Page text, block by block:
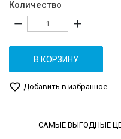
Количество
remove add
В КОРЗИНУ
favorite_border Добавить в избранное
САМЫЕ ВЫГОДНЫЕ